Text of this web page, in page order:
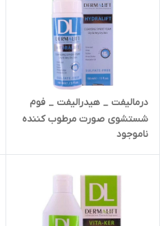
درمالیفت _ هیدرالیفت _ فوم
شستشوی صورت مرطوب کننده
ناموجود